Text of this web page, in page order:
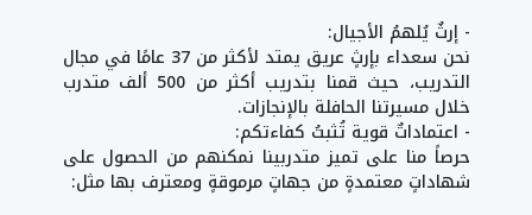
- إرثٌ يُلهمُ الأجيال:
نحن سعداء بإرثٍ عريق يمتد لأكثر من 37 عامًا في مجال
التدريب، حيث قمنا بتدريب أكثر من 500 ألف متدرب
خلال مسيرتنا الحافلة بالإنجازات.
- اعتماداتٌ قوية تُثبتُ كفاءتكم:
حرصاً منا على تميز متدربينا نمكنهم من الحصول على
شهاداتٍ معتمدةٍ من جهاتٍ مرموقةٍ ومعترف بها مثل: